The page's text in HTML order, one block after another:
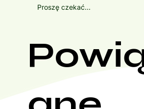
Proszę czekać...